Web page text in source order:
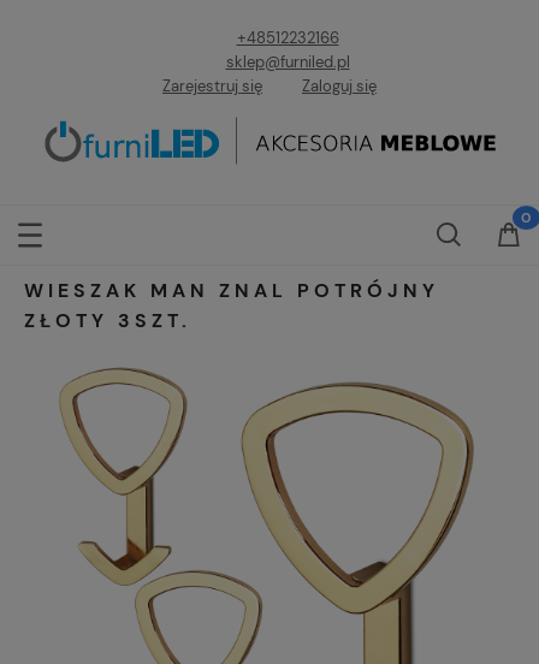
+48512232166
sklep@furniled.pl
Zarejestruj się
Zaloguj się
WIESZAK MAN ZNAL POTRÓJNY
ZŁOTY 3SZT.